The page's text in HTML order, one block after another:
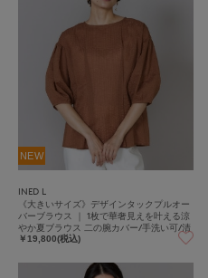
NEW
INED L
《大きいサイズ》デザインタックプルオー
バーブラウス ｜ 1枚で華奢見えを叶える涼
やか夏ブラウス 二の腕カバー/手洗い可/清
涼感/着やせ
￥19,800(税込)